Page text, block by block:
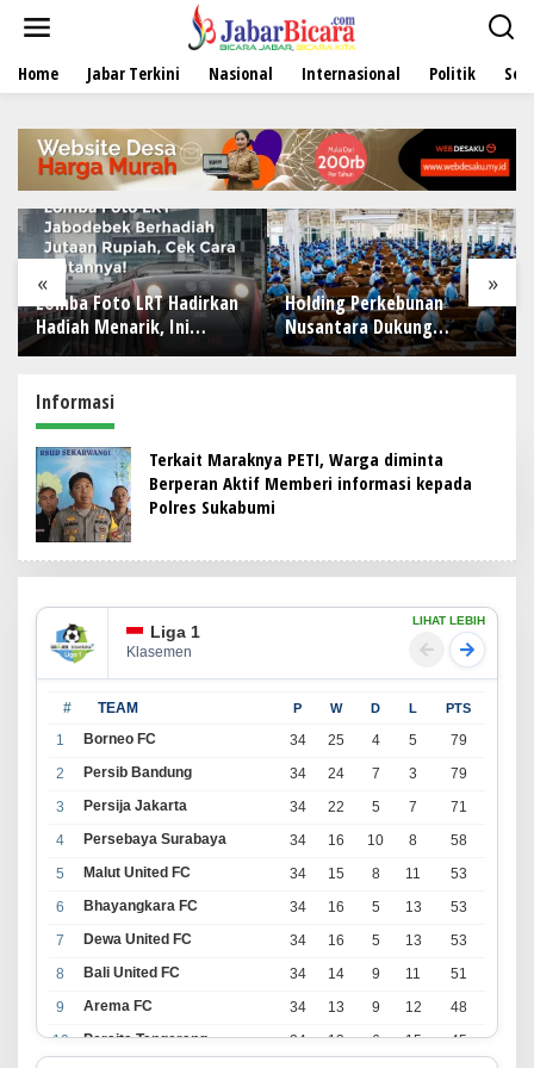
t
Home Jabar Terkini Nasional Internasional Politik
« »
Lomba Foto LRT Hadirkan
Hadiah Menarik, Ini
Syaratnya
Holding Perkebunan
Nusantara Dukung
Penciptaan Lapangan
Informasi
Terkait Maraknya PETI, Warga diminta
Berperan Aktif Memberi informasi kepada
Polres Sukabumi
Liga 1
Klasemen
LIHAT LEBIH
# TEAM P W D L PTS
1 Borneo FC 34 25 4 5
79
2
Persib Bandung 34 24 7 3
79
3
Persija Jakarta 34 22 5 7
71
4
Persebaya Surabaya 34 16 10 8
58
5
Malut United FC 34 15 8 11
53
6
Bhayangkara FC 34 16 5 13
53
7
Dewa United FC 34 16 5 13
53
8
Bali United FC 34 14 9 11
51
9
Arema FC 34 13 9 12
48
10
Persita Tangerang 34 13 6 15
45